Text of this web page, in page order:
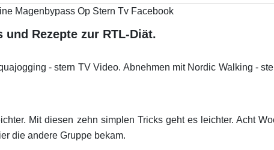
Rezepte zur RTL-Diät.
- stern TV Video. Abnehmen mit Nordic Walking -
Mit diesen zehn simplen Tricks geht es leichter. Acht
die andere Gruppe bekam.